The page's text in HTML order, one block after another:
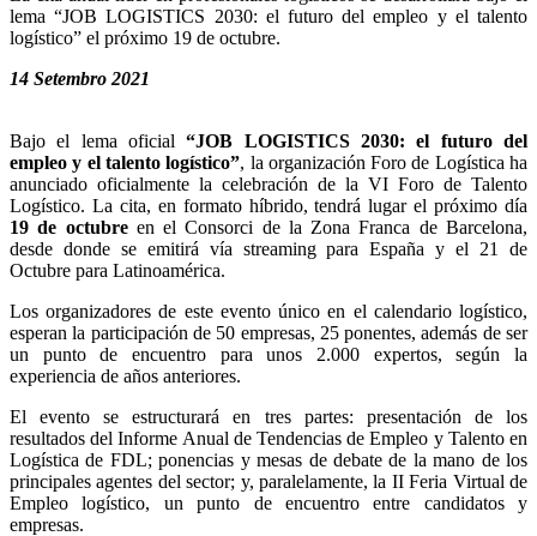
lema “JOB LOGISTICS 2030: el futuro del empleo y el talento
logístico” el próximo 19 de octubre.
14 Setembro 2021
Bajo el lema oficial“JOB LOGISTICS 2030: el futuro del
empleo y el talento logístico”, la organización Foro de Logística ha
anunciado oficialmente la celebración de la VI Foro de Talento
Logístico. La cita, en formato híbrido, tendrá lugar el próximo día
19 de octubre en el Consorci de la Zona Franca de Barcelona,
desde donde se emitirá vía streaming para España y el 21 de
Octubre para Latinoamérica.
Los organizadores de este evento único en el calendario logístico,
esperan la participación de 50 empresas, 25 ponentes, además de ser
un punto de encuentro para unos 2.000 expertos, según la
experiencia de años anteriores.
El evento se estructurará en tres partes: presentación de los
resultados del Informe Anual de Tendencias de Empleo y Talento en
Logística de FDL; ponencias y mesas de debate de la mano de los
principales agentes del sector; y, paralelamente, la II Feria Virtual de
Empleo logístico, un punto de encuentro entre candidatos y
empresas.